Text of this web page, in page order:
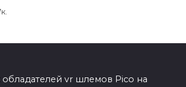
обладателей vr шлемов Pico на